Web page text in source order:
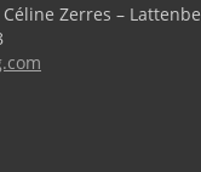
Zerres –